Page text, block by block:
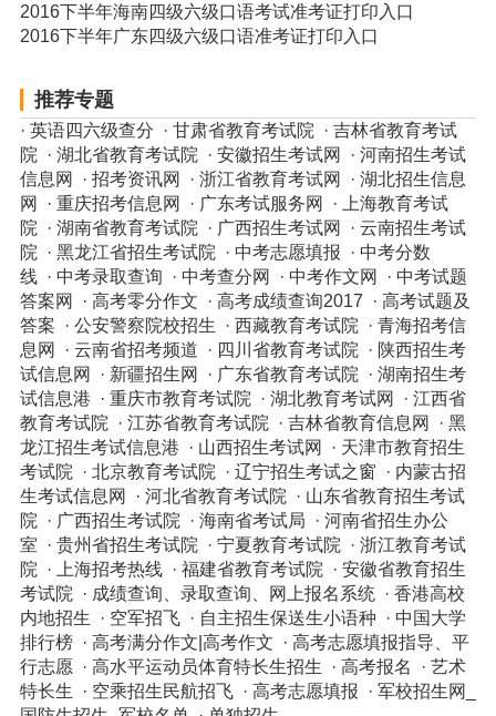
2016下半年海南四级六级口语考试准考证打印入口
2016下半年广东四级六级口语准考证打印入口
推荐专题
· 英语四六级查分 · 甘肃省教育考试院 · 吉林省教育考试
院 · 湖北省教育考试院 · 安徽招生考试网 · 河南招生考试
信息网
· 招考资讯网 · 浙江省教育考试网 · 湖北招生信息
网
· 重庆招考信息网 · 广东考试服务网 ·
上海教育考试
院 · 湖南省教育考试院 · 广西招生考试网 · 云南招生考试
院 · 黑龙江省招生考试院 · 中考志愿填报 · 中考分数
线 · 中考录取查询 · 中考查分网 · 中考作文网 · 中考试题
答案网
· 高考零分作文 · 高考成绩查询2017 · 高考试题及
答案 · 公安警察院校招生 · 西藏教育考试院 · 青海招考信
息网
· 云南省招考频道 · 四川省教育考试院 · 陕西招生考
试信息网
· 新疆招生网 · 广东省教育考试院 · 湖南招生考
试信息港 · 重庆市教育考试院 · 湖北教育考试网 · 江西省
教育考试院 · 江苏省教育考试院 · 吉林省教育信息网 · 黑
龙江招生考试信息港 · 山西招生考试网 · 天津市教育招生
考试院 · 北京教育考试院 · 辽宁招生考试之窗 · 内蒙古招
生考试信息网
· 河北省教育考试院 · 山东省教育招生考试
院 · 广西招生考试院 · 海南省考试局 · 河南省招生办公
室 · 贵州省招生考试院 · 宁夏教育考试院 · 浙江教育考试
院 · 上海招考热线 · 福建省教育考试院 · 安徽省教育招生
考试院 · 成绩查询、录取查询、网上报名系统 · 香港高校
内地招生 · 空军招飞 · 自主招生保送生小语种 · 中国大学
排行榜 · 高考满分作文|高考作文 · 高考志愿填报指导、平
行志愿 · 高水平运动员体育特长生招生 · 高考报名 · 艺术
特长生 · 空乘招生民航招飞 · 高考志愿填报 · 军校招生网_